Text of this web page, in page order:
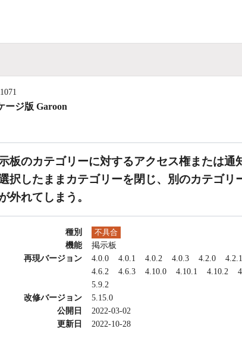
ージ版 Garoon
板のカテゴリーに対するアクセス権または
択したままカテゴリーを閉じ、別のカテゴ
外れてしまう。
種別 不具合
機能
掲示板
再現バージョン
4.0.0 4.0.1 4.0.2 4.0.3 4.2.0 4.2.1
4.6.2
4.6.3 4.10.0 4.10.1 4.10.2
5.9.2
改修バージョン
5.15.0
公開日
2022-03-02
更新日
2022-10-28